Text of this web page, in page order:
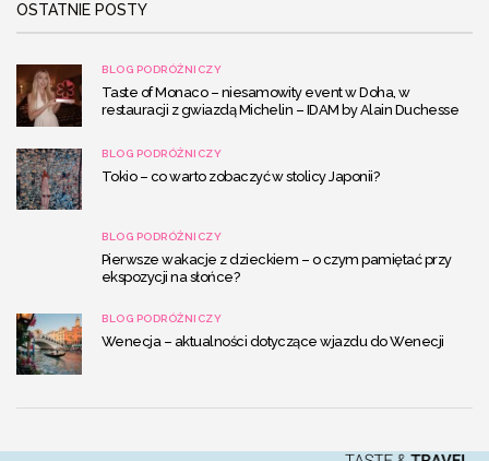
OSTATNIE POSTY
BLOG PODRÓŻNICZY
Taste of Monaco – niesamowity event w Doha, w
restauracji z gwiazdą Michelin – IDAM by Alain Duchesse
BLOG PODRÓŻNICZY
Tokio – co warto zobaczyć w stolicy Japonii?
BLOG PODRÓŻNICZY
Pierwsze wakacje z dzieckiem – o czym pamiętać przy
ekspozycji na słońce?
BLOG PODRÓŻNICZY
Wenecja – aktualności dotyczące wjazdu do Wenecji